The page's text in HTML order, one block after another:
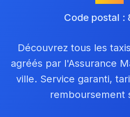
Code postal :
Découvrez tous les
agréés par l'Assurance
ville. Service garanti,
remboursement